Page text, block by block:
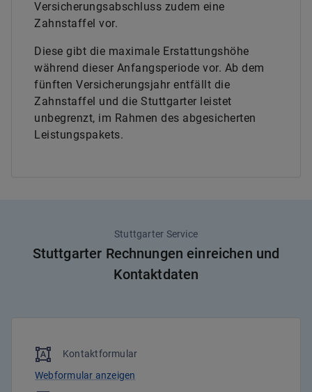
Versicherungsabschluss zudem eine
Zahnstaffel vor.
Diese gibt die maximale Erstattungshöhe
während dieser Anfangsperiode vor. Ab dem
fünften Versicherungsjahr entfällt die
Zahnstaffel und die Stuttgarter leistet
unbegrenzt, im Rahmen des abgesicherten
Leistungspakets.
Stuttgarter Service
Stuttgarter Rechnungen einreichen und
Kontaktdaten
Kontaktformular
Webformular anzeigen